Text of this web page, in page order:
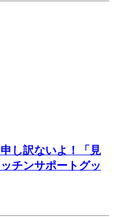
し訳ないよ！「見
チンサポートグッ